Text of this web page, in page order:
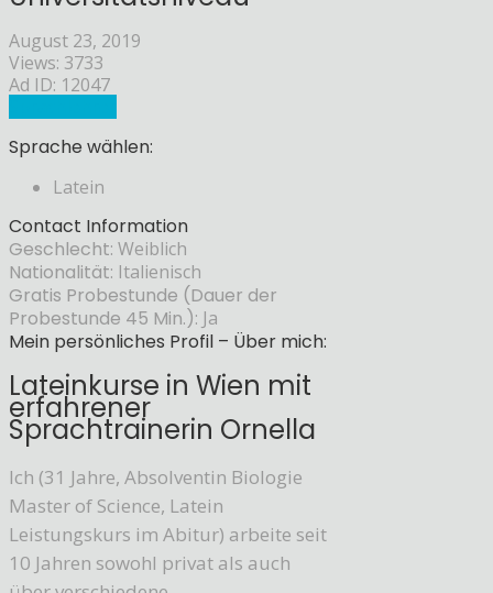
August 23, 2019
Views: 3733
Ad ID: 12047
Sprache wählen:
Latein
Contact Information
Geschlecht: Weiblich
Nationalität: Italienisch
Gratis Probestunde (Dauer der
Probestunde 45 Min.): Ja
Mein persönliches Profil – Über mich:
Lateinkurse in Wien mit
erfahrener
Sprachtrainerin Ornella
Ich (31 Jahre, Absolventin Biologie
Master of Science, Latein
Leistungskurs im Abitur) arbeite seit
10 Jahren sowohl privat als auch